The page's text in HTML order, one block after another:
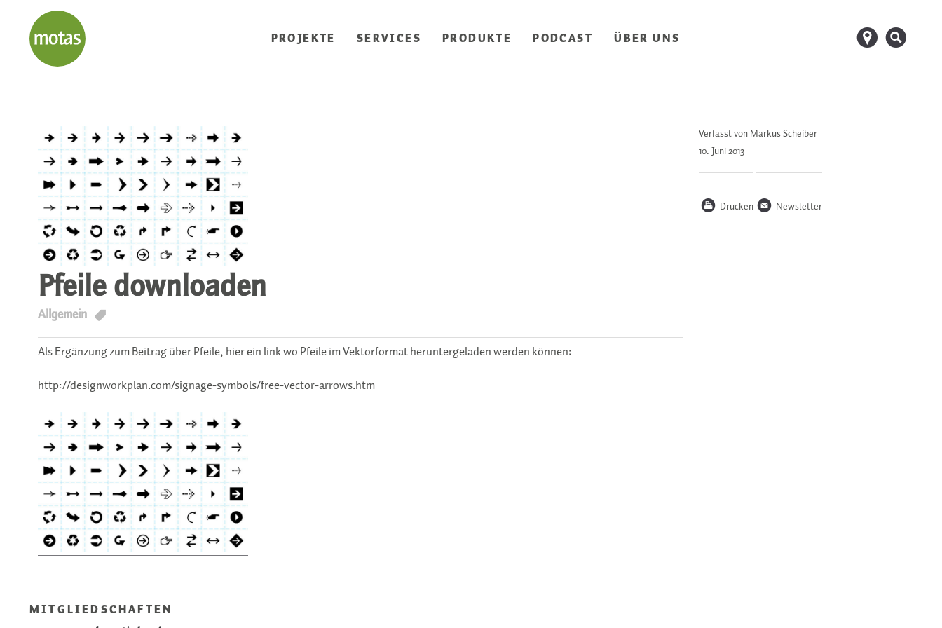
PROJEKTE SERVICES PRODUKTE PODCAST ÜBER UNS d s
Pfeile downloaden
Allgemein T
Als Ergänzung zum Beitrag über Pfeile, hier ein link wo Pfeile im Vektorformat heruntergeladen werden können:
http://designworkplan.com/signage-symbols/free-vector-arrows.htm
Verfasst von Markus Scheiber
10. Juni2013
P Drucken n Newsletter
MITGLIEDSCHAFTEN